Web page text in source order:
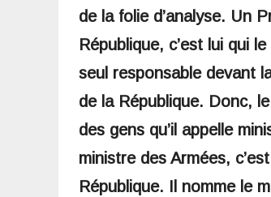
de la folie d’analyse. Un
République, c’est lui qui
seul responsable devant
de la République. Donc,
des gens qu’il appelle
ministre des Armées,
République. Il nomme le